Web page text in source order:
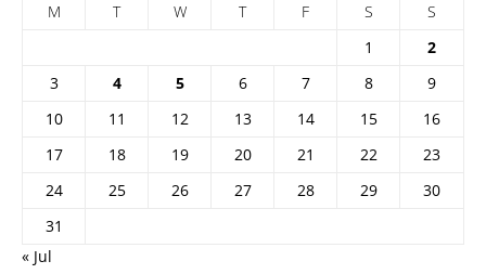
M
T W T F S
S
1
2
3
4 5 6 7 8
9
10
11 12 13 14 15
16
17
18 19 20 21 22
23
24
25 26 27 28 29
30
31
« Jul